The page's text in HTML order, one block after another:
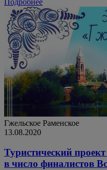
Подробнее
Гжельское Раменское
13.08.2020
Туристический
в число финалистов